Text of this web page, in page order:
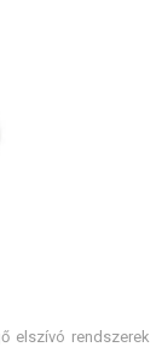
elszívó rendszerek